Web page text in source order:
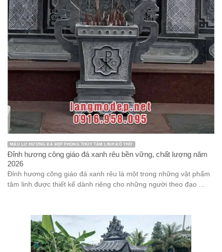
MẪU LƯ HƯƠNG ĐÁ ĐẸP PHONG THỦY TÂM LINH ĐỒ THỜ
Đỉnh hương công giáo đá xanh rêu bền vững, chất lượng năm
2026
Đỉnh hương công giáo đá xanh rêu là một trong những vật phẩm
tâm linh được thiết kế dành riêng cho những người theo đạo ...